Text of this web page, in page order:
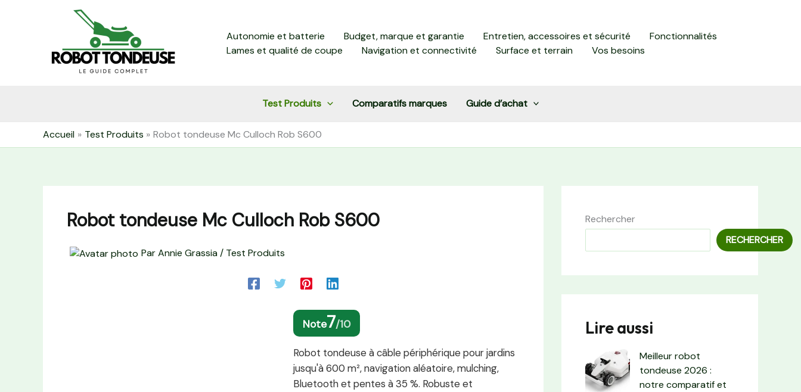
Autonomie et batterie Budget, marque et garantie Entretien, accessoires et sécurité
Fonctionnalités
Lames et qualité de coupe
Navigation et connectivité Surface et terrain Vos besoins
Test Produits Comparatifs marques Guide d’achat
Accueil Test Produits Robot tondeuse Mc Culloch Rob S600
Robot tondeuse Mc Culloch Rob S600
ParAnnie Grassia/ Test Produits
Note7/10
Robot tondeuse à câble périphérique pour jardins
jusqu'à 600 m², navigation aléatoire, mulching,
Bluetooth et pentes à 35 %. Robuste et
Rechercher
RECHERCHER
Lire aussi
Meilleur robot
tondeuse 2026 :
notre comparatif et